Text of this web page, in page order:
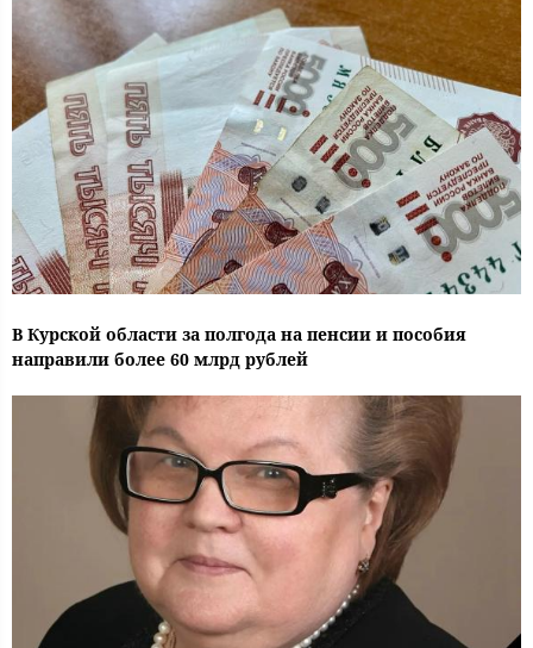
В Курской области за полгода на пенсии и пособия
направили более 60 млрд рублей